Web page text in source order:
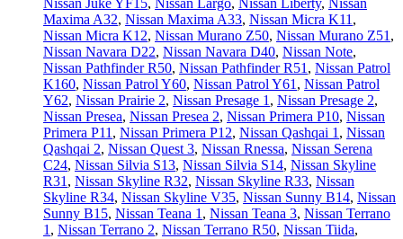
Maxima A32, Nissan Maxima A33, Nissan Micra K11 ,
Nissan Micra K12, Nissan Murano Z50, Nissan Murano Z51 ,
Nissan Navara D22, Nissan Navara D40, Nissan Note,
Nissan Pathfinder R50, Nissan Pathfinder R51 , Nissan Patrol
K160, Nissan Patrol Y60, Nissan Patrol Y61 , Nissan Patrol
Y62, Nissan Prairie 2, Nissan Presage 1 , Nissan Presage 2,
Nissan Presea, Nissan Presea 2, Nissan Primera P10, Nissan
Primera P11 , Nissan Primera P12, Nissan Qashqai 1 , Nissan
Qashqai 2, Nissan Quest 3, Nissan Rnessa, Nissan Serena
C24, Nissan Silvia S13, Nissan Silvia S14, Nissan Skyline
R31 , Nissan Skyline R32, Nissan Skyline R33, Nissan
Skyline R34, Nissan Skyline V35, Nissan Sunny B14, Nissan
Sunny B15, Nissan Teana 1 , Nissan Teana 3, Nissan Terrano
1 , Nissan Terrano 2, Nissan Terrano R50, Nissan Tiida,